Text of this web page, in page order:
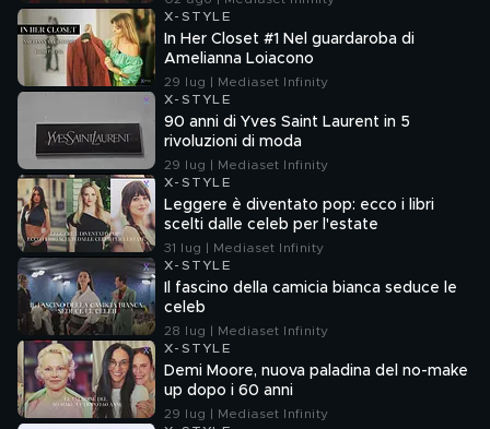
X-STYLE
In Her Closet #1 Nel guardaroba di
Amelianna Loiacono
29 lug | Mediaset Infinity
X-STYLE
90 anni di Yves Saint Laurent in 5
rivoluzioni di moda
29 lug | Mediaset Infinity
X-STYLE
Leggere è diventato pop: ecco i libri
scelti dalle celeb per l'estate
31 lug | Mediaset Infinity
X-STYLE
Il fascino della camicia bianca seduce le
celeb
28 lug | Mediaset Infinity
X-STYLE
Demi Moore, nuova paladina del no-make
up dopo i 60 anni
29 lug | Mediaset Infinity